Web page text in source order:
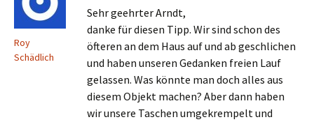
Roy
Schädlich
Sehr geehrter Arndt,
danke für diesen Tipp. Wir sind schon des
öfteren an dem Haus auf und ab geschlichen
und haben unseren Gedanken freien Lauf
gelassen. Was könnte man doch alles aus
diesem Objekt machen? Aber dann haben
wir unsere Taschen umgekrempelt und